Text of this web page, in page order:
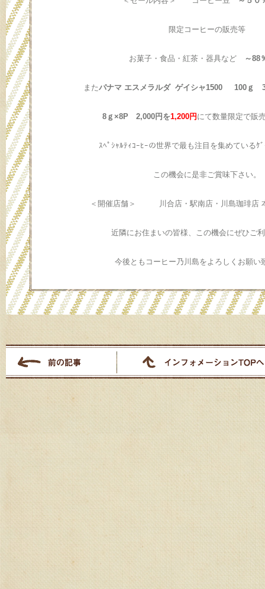
限定コーヒーの販売等
お菓子・食品・紅茶・器具など ～88
またパナマ エスメラルダ ゲイシャ1500 100ｇ
8ｇ×8P 2,000円を1,200円 にて数量限定で販
ｽﾍﾟｼｬﾙﾃｨｺｰﾋｰの世界で最も注目を集めているｹ
この機会に是非ご賞味下さい。
＜開催店舗＞ 川合店・駅南店・川島珈琲店
近隣にお住まいの皆様、この機会にぜひご
今後ともコーヒー乃川島をよろしくお願い